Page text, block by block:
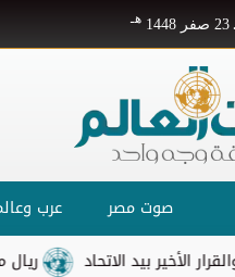
23 صفر 1448 هـ
صوت مصر عرب
ريال بيد الاتحاد